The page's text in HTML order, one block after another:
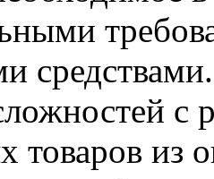
товаров из